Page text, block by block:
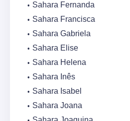
Sahara Fernanda
Sahara Francisca
Sahara Gabriela
Sahara Elise
Sahara Helena
Sahara Inês
Sahara Isabel
Sahara Joana